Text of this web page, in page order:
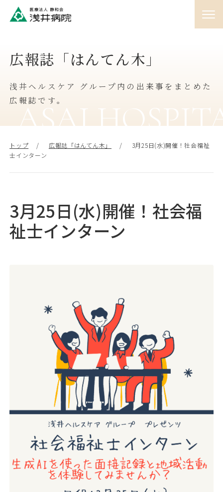
♯01 外来
♯02 入院
♯03 訪問
♯05 採用情報
地域連携 お問い合わせ アクセス
広報誌「はんてん木」
浅井ヘルスケア グループ内の出来事をまとめた
広報誌です。
ASAI
トップ 広報誌「はんてん木」
3月25日(水)開催！社会福祉
士インターン
3月25日(水)開催！社会福
祉士インターン